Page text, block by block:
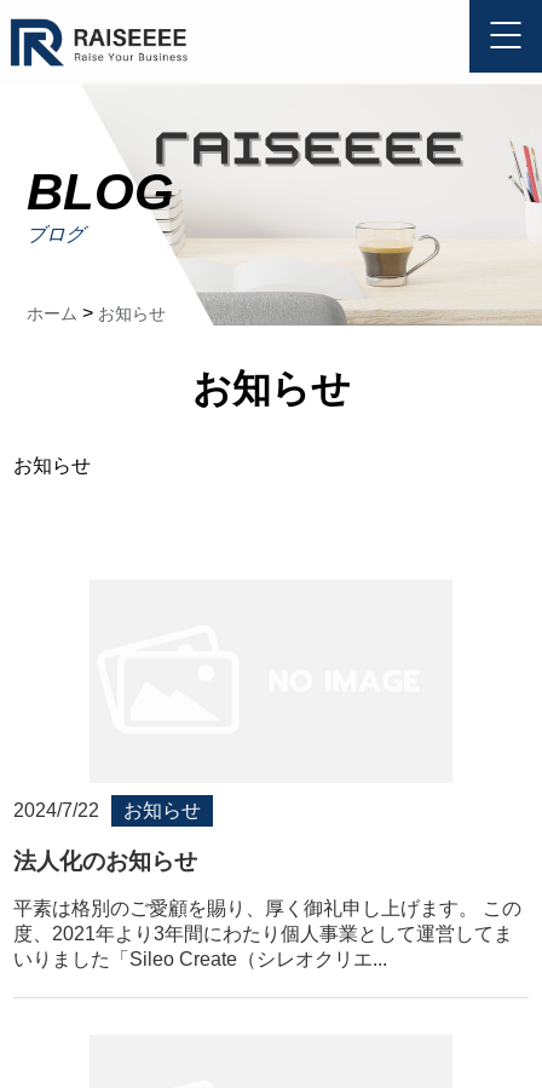
BLOG
ブログ
ホーム > お知らせ
お知らせ
お知らせ
2024/7/22 お知らせ
法人化のお知らせ
平素は格別のご愛顧を賜り、厚く御礼申し上げます。 この
度、2021年より3年間にわたり個人事業として運営してま
いりました「Sileo Create（シレオクリエ...